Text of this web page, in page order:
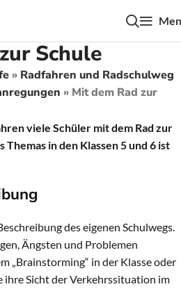
Schule
» Radfahren und Radschulweg
» Mit dem Rad zur
viele Schüler mit dem Rad zur
Themas in den Klassen 5 und 6 ist
des eigenen Schulwegs.
Ängsten und Problemen
„Brainstorming“ in der Klasse oder
ihre Sicht der Verkehrssituation im